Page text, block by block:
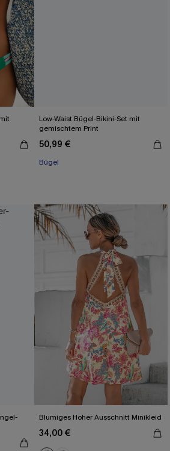
Low-Waist Bügel-Bikini-Set mit
gemischtem Print
50,99 €
Bügel
Blumiges Hoher Ausschnitt Minikleid
34,00 €